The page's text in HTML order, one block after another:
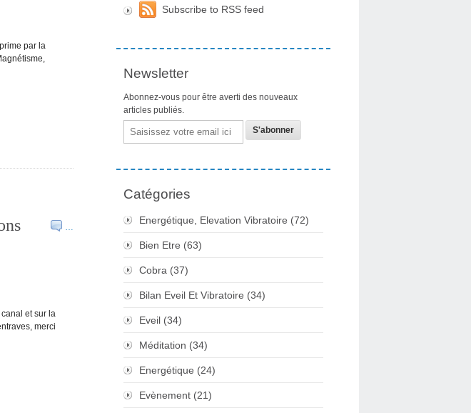
par la
…
et sur la
merci
Subscribe to RSS feed
Newsletter
Abonnez-vous pour être averti des nouveaux
articles publiés.
Email
Catégories
Energétique, Elevation Vibratoire (72)
Bien Etre (63)
Cobra (37)
Bilan Eveil Et Vibratoire (34)
Eveil (34)
Méditation (34)
Energétique (24)
Evènement (21)